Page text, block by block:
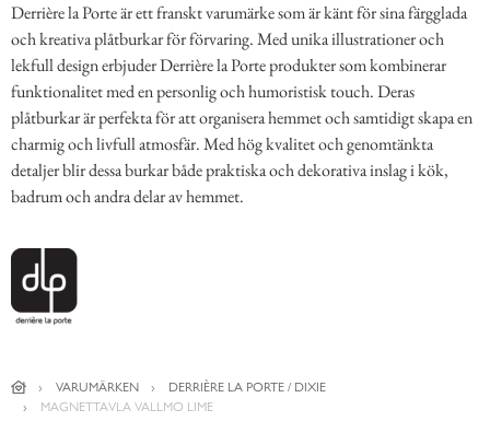
Derrière la Porte är ett franskt varumärke som är känt för sina färgglada
och kreativa plåtburkar för förvaring. Med unika illustrationer och
lekfull design erbjuder Derrière la Porte produkter som kombinerar
funktionalitet med en personlig och humoristisk touch. Deras
plåtburkar är perfekta för att organisera hemmet och samtidigt skapa en
charmig och livfull atmosfär. Med hög kvalitet och genomtänkta
detaljer blir dessa burkar både praktiska och dekorativa inslag i kök,
badrum och andra delar av hemmet.
VARUMÄRKEN
DERRIÈRE LA PORTE / DIXIE
MAGNETTAVLA VALLMO LIME